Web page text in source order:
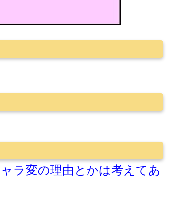
ラ変の理由とかは考えてあ